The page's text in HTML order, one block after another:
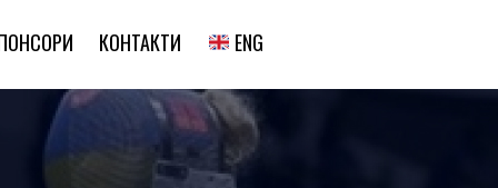
КОНТАКТИ ENG